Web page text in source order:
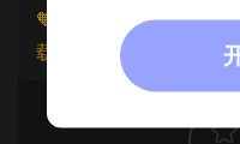
🧡原文链接：https://
载请注明出处。